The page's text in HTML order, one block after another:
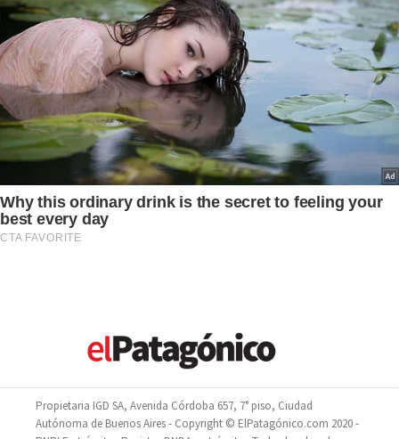
Propietaria IGD SA, Avenida Córdoba 657, 7° piso, Ciudad
Autónoma de Buenos Aires - Copyright © ElPatagónico.com 2020 -